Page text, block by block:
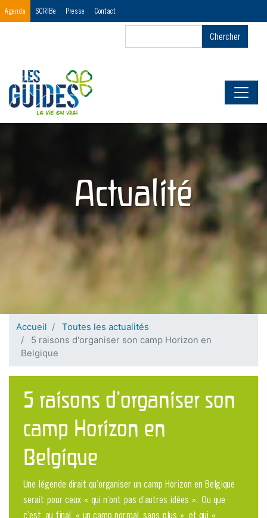
Menu
Agenda SCRIBe Presse Contact
Chercher
Actualité
Accueil
Toutes les actualités
5 raisons d'organiser son camp Horizon en
Belgique
5 raisons d'organiser son
camp Horizon en
Belgique
Une légende dirait qu’organiser un camp Horizon en Belgique
serait pour ceux « qui n’ont pas d’autres idées ». Ou que
c’est, au final, « un camp normal, sans plus », et qui «